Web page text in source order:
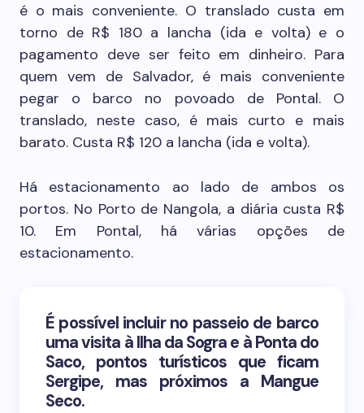
é o mais conveniente. O translado custa em
torno de R$ 180 a lancha (ida e volta) e o
pagamento deve ser feito em dinheiro. Para
quem vem de Salvador, é mais conveniente
pegar o barco no povoado de Pontal. O
translado, neste caso, é mais curto e mais
barato. Custa R$ 120 a lancha (ida e volta).
Há estacionamento ao lado de ambos os
portos. No Porto de Nangola, a diária custa R$
10. Em Pontal, há várias opções de
estacionamento.
É possível incluir no passeio de barco
uma visita à Ilha da Sogra e à Ponta do
Saco, pontos turísticos que ficam
Sergipe, mas próximos a Mangue
Seco.